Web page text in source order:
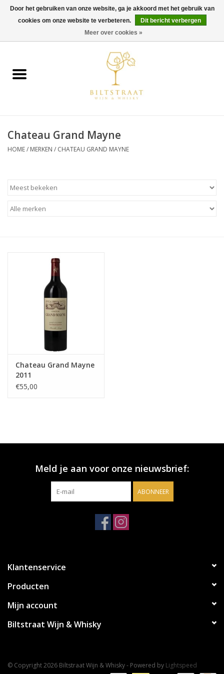
0 Artikelen - €0,00
Wijn
Gin & Tonic
Gedestilleerd
Relatiegeschenken
Over ons
Chateau Grand Mayne
HOME/ MERKEN / CHATEAU GRAND MAYNE
Chateau Grand Mayne
2011
€55,00
Meld je aan voor onze nieuwsbrief:
ABONNEER
Klantenservice
Producten
Mijn account
Biltstraat Wijn & Whisky
© Copyright 2026 Biltstraat Wijn & Whisky - Powered by Lightspeed
Door het gebruiken van onze website, ga je akkoord met het gebruik van
cookies om onze website te verbeteren.
Dit bericht verbergen
Meer over cookies »